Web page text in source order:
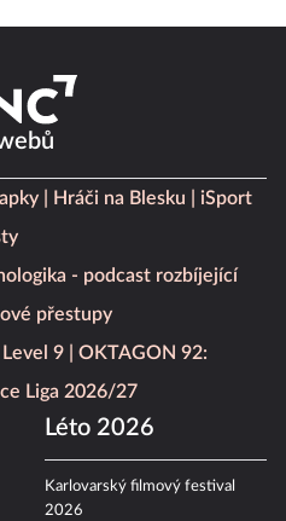
Hráči na Blesku
iSport
- podcast rozbíjející
přestupy
9
OKTAGON 92:
Liga 2026/27
Léto 2026
Karlovarský filmový festival
2026